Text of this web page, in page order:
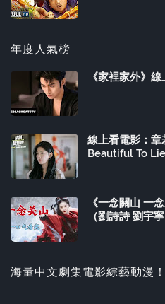
年度人氣榜
《家裡家外》
線上看電影：章
Beautiful To Lie
《一念關山 一
（劉詩詩 劉宇
海量中文劇集電影綜藝動漫